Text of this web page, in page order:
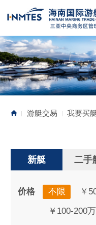
| 游艇交易 | 我要买
新艇 二手
价格 不限 ￥
￥100-200万